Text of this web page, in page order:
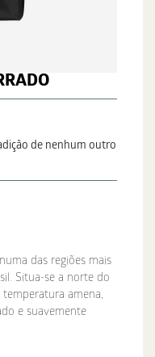
de nenhum outro
das regiões mais
Situa-se a norte do
amena,
e suavemente